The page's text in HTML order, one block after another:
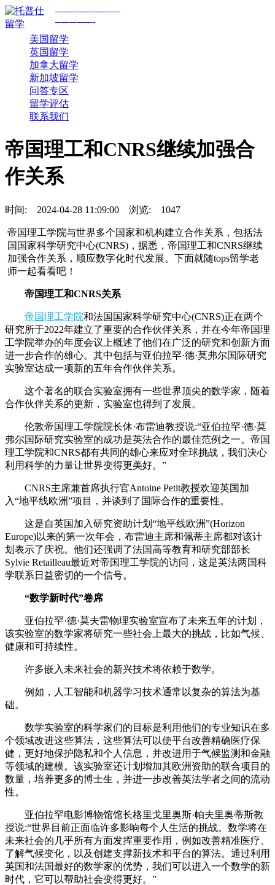
美国留学
英国留学
加拿大留学
新加坡留学
问答专区
留学评估
联系我们
帝国理工和CNRS继续加强合
作关系
时间: 2024-04-28 11:09:00 浏览: 1047
帝国理工学院与世界多个国家和机构建立合作关系，包括法
国国家科学研究中心(CNRS)，据悉，帝国理工和CNRS继续
加强合作关系，顺应数字化时代发展。下面就随tops留学老
师一起看看吧！
帝国理工和CNRS关系
帝国理工学院和法国国家科学研究中心(CNRS)正在两个
研究所于2022年建立了重要的合作伙伴关系，并在今年帝国理
工学院举办的年度会议上概述了他们在广泛的研究和创新方面
进一步合作的雄心。其中包括与亚伯拉罕·德·莫弗尔国际研究
实验室达成一项新的五年合作伙伴关系。
这个著名的联合实验室拥有一些世界顶尖的数学家，随着
合作伙伴关系的更新，实验室也得到了发展。
伦敦帝国理工学院院长休·布雷迪教授说:“亚伯拉罕·德·莫
弗尔国际研究实验室的成功是英法合作的最佳范例之一。帝国
理工学院和CNRS都有共同的雄心来应对全球挑战，我们决心
利用科学的力量让世界变得更美好。”
CNRS主席兼首席执行官Antoine Petit教授欢迎英国加
入“地平线欧洲”项目，并谈到了国际合作的重要性。
这是自英国加入研究资助计划“地平线欧洲”(Horizon
Europe)以来的第一次年会，布雷迪主席和佩蒂主席都对该计
划表示了庆祝。他们还强调了法国高等教育和研究部部长
Sylvie Retailleau最近对帝国理工学院的访问，这是英法两国科
学联系日益密切的一个信号。
“数学新时代”卷席
亚伯拉罕·德·莫夫雷物理实验室宣布了未来五年的计划，
该实验室的数学家将研究一些社会上最大的挑战，比如气候、
健康和可持续性。
许多嵌入未来社会的新兴技术将依赖于数学。
例如，人工智能和机器学习技术通常以复杂的算法为基
础。
数学实验室的科学家们的目标是利用他们的专业知识在多
个领域改进这些算法，这些算法可以使平台改善精确医疗保
健，更好地保护隐私和个人信息，并改进用于气候监测和金融
等领域的建模。该实验室还计划增加其欧洲资助的联合项目的
数量，培养更多的博士生，并进一步改善英法学者之间的流动
性。
亚伯拉罕电影博物馆馆长格里戈里奥斯·帕夫里奥蒂斯教
授说:“世界目前正面临许多影响每个人生活的挑战。数学将在
未来社会的几乎所有方面发挥重要作用，例如改善精准医疗、
了解气候变化，以及创建支撑新技术和平台的算法。通过利用
英国和法国最好的数学家的优势，我们可以进入一个数学的新
时代，它可以帮助社会变得更好。”